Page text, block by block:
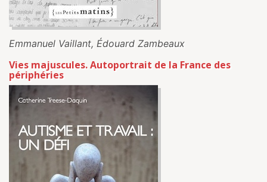
Emmanuel Vaillant, Édouard Zambeaux
Vies majuscules. Autoportrait de la France des
périphéries